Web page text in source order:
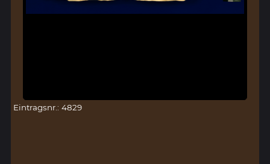
Eintragsnr.: 4829